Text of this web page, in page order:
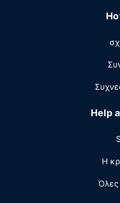
αγαπημένο σας ποτό
μεταξύ 7:00 π.μ. - 10:00
ενσύρματη πρόσβαση στο
κέντρο και δωρεάν
οργανώσετε μια
είναι 37 τετραγωνικά
συνεδριακό κέντρο και
από και προς το
Help
Η
Όλες